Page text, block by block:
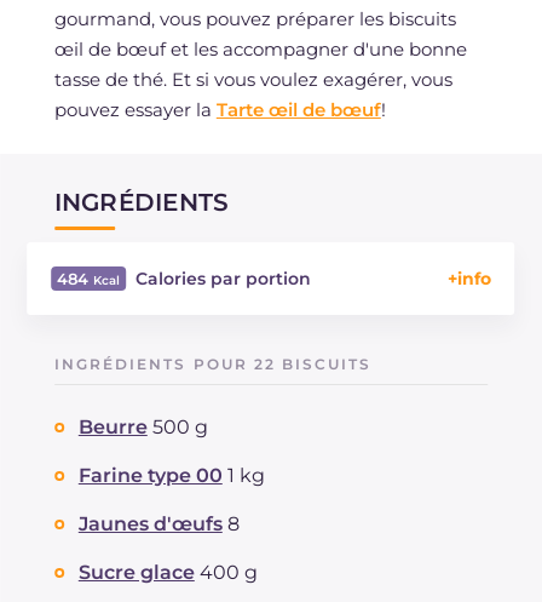
gourmand, vous pouvez préparer les biscuits
œil de bœuf et les accompagner d'une bonne
tasse de thé. Et si vous voulez exagérer, vous
pouvez essayer la Tarte œil de bœuf!
INGRÉDIENTS
484 Calories par portion
Graisses
dont acides gras saturés
Cholestérol
Sodium
INGRÉDIENTS POUR 22 BISCUITS
Beurre 500 g
Farine type 00 1 kg
Jaunes d'œufs 8
Sucre glace 400 g